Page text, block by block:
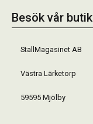
Besök vår
StallMagasinet AB
Västra Lärketorp
59595 Mjölby